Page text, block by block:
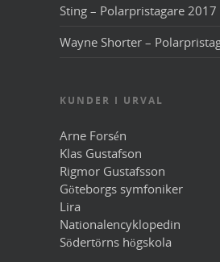
Sting – Polarpristagare 2017
Wayne Shorter –
KUNDER I URVAL
Arne Forsén
Klas Gustafson
Rigmor Gustafsson
Göteborgs symfoniker
Lira
Nationalencyklopedin
Södertörns högskola